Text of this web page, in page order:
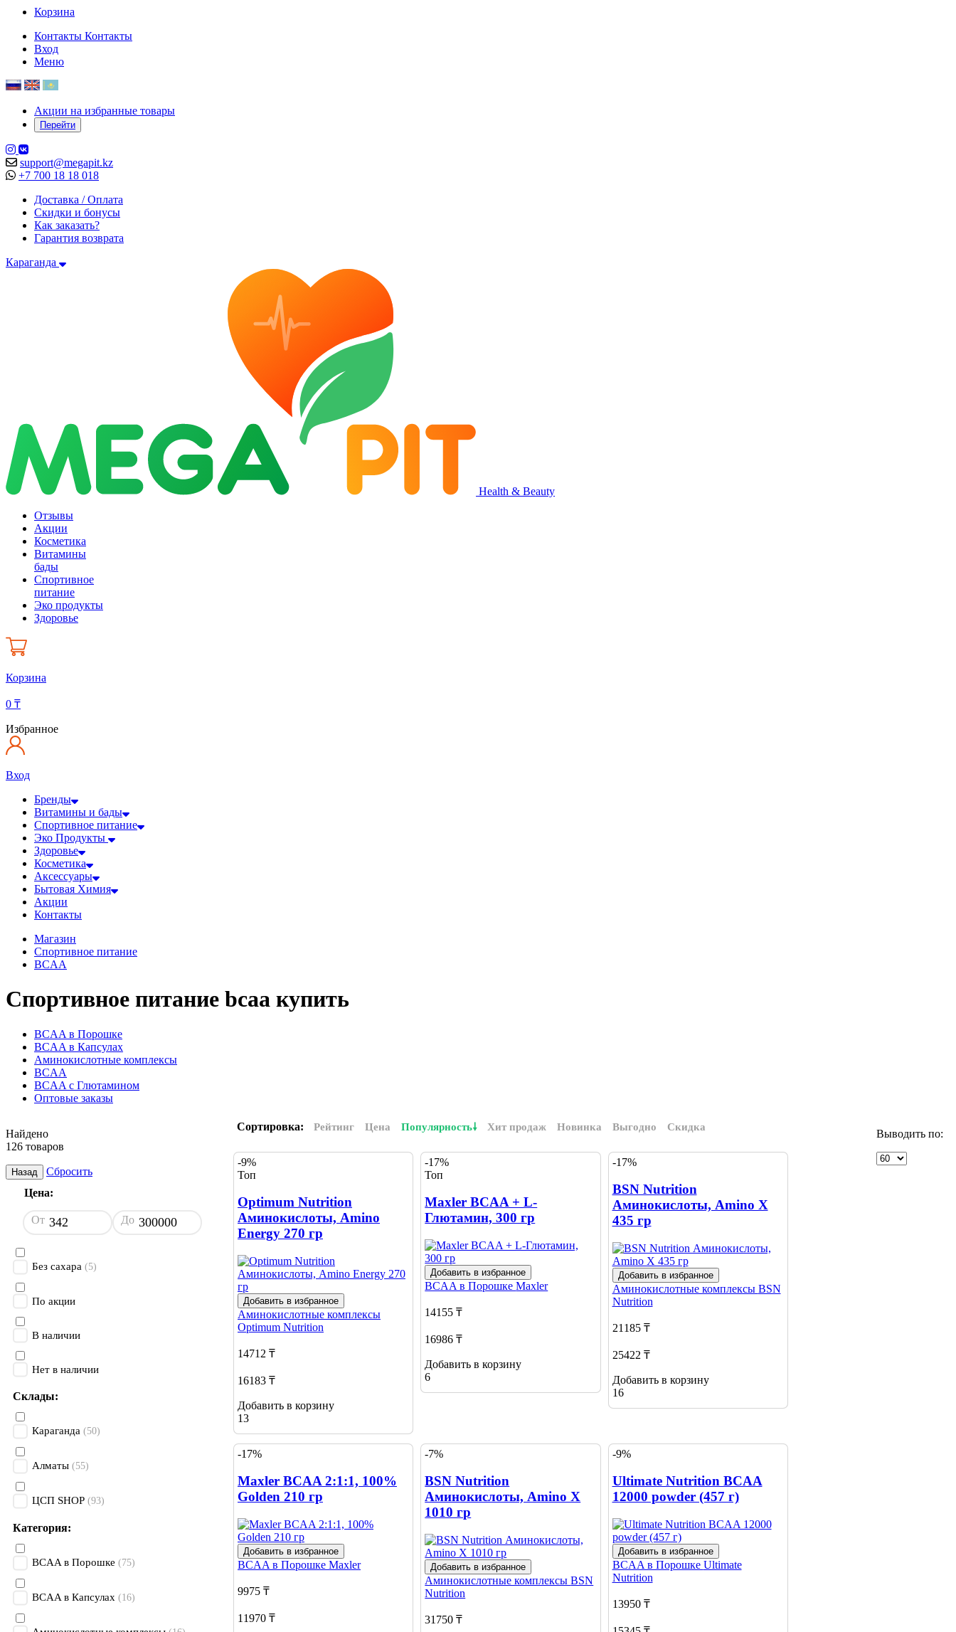
Корзина
Контакты Контакты
Вход
Меню
Акции на избранные товары
Перейти
support@megapit.kz
+7 700 18 18 018
Доставка / Оплата
Скидки и бонусы
Как заказать?
Гарантия возврата
Караганда
Health & Beauty
Отзывы
Акции
Косметика
Витамины
бады
Спортивное
питание
Эко продукты
Здоровье
Корзина
0 ₸
Избранное
Вход
Бренды
Витамины и бады
Спортивное питание
Эко Продукты
Здоровье
Косметика
Аксессуары
Бытовая Химия
Акции
Контакты
Магазин
Спортивное питание
BCAA
Cпортивное питание bcaa купить
BCAA в Порошке
BCAA в Капсулах
Аминокислотные комплексы
BCAA
BCAA с Глютамином
Оптовые заказы
Сортировка: Рейтинг Цена Популярность Хит продаж Новинка Выгодно Скидка
Выводить по:
Найдено
126 товаров
Назад
Сбросить
Цена:
От До
Без сахара (5)
По акции
В наличии
Нет в наличии
Склады:
Караганда (50)
Алматы (55)
ЦСП SHOP (93)
Категория:
BCAA в Порошке (75)
BCAA в Капсулах (16)
-9%
Топ
Optimum Nutrition
Аминокислоты, Amino
Energy 270 гр
Добавить в избранное
Аминокислотные комплексы
Optimum Nutrition
14712 ₸
16183 ₸
Добавить в корзину
13
-17%
Топ
Maxler BCAA + L-
Глютамин, 300 гр
Добавить в избранное
BCAA в ПорошкеMaxler
14155 ₸
16986 ₸
Добавить в корзину
6
-17%
BSN Nutrition
Аминокислоты, Amino X
435 гр
Добавить в избранное
Аминокислотные комплексы BSN
Nutrition
21185 ₸
25422 ₸
Добавить в корзину
16
-17%
Maxler BCAA 2:1:1, 100%
Golden 210 гр
Добавить в избранное
BCAA в Порошке Maxler
9975 ₸
11970 ₸
-7%
BSN Nutrition
Аминокислоты, Amino X
1010 гр
Добавить в избранное
Аминокислотные комплексыBSN
Nutrition
31750 ₸
-9%
Ultimate Nutrition BCAA
12000 powder (457 г)
Добавить в избранное
BCAA в Порошке Ultimate
Nutrition
13950 ₸